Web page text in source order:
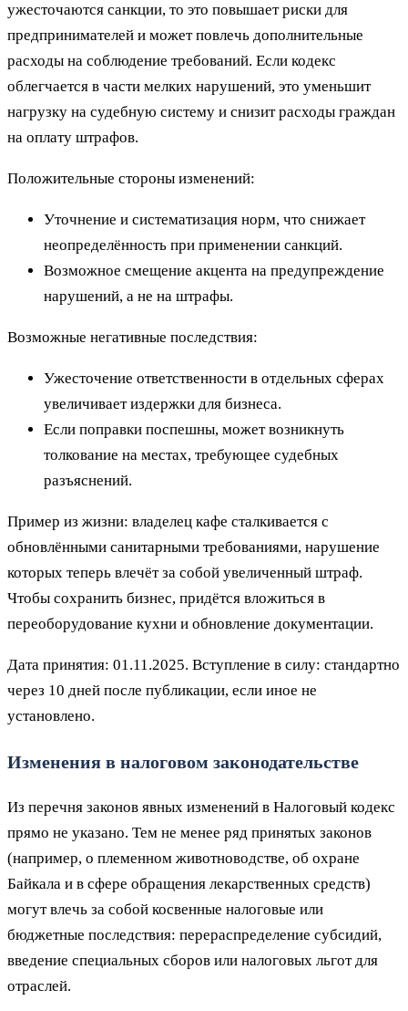
ужесточаются санкции, то это повышает риски для
предпринимателей и может повлечь дополнительные
расходы на соблюдение требований. Если кодекс
облегчается в части мелких нарушений, это уменьшит
нагрузку на судебную систему и снизит расходы граждан
на оплату штрафов.
Положительные стороны изменений:
Уточнение и систематизация норм, что снижает
неопределённость при применении санкций.
Возможное смещение акцента на предупреждение
нарушений, а не на штрафы.
Возможные негативные последствия:
Ужесточение ответственности в отдельных сферах
увеличивает издержки для бизнеса.
Если поправки поспешны, может возникнуть
толкование на местах, требующее судебных
разъяснений.
Пример из жизни: владелец кафе сталкивается с
обновлёнными санитарными требованиями, нарушение
которых теперь влечёт за собой увеличенный штраф.
Чтобы сохранить бизнес, придётся вложиться в
переоборудование кухни и обновление документации.
Дата принятия: 01.11.2025. Вступление в силу: стандартно
через 10 дней после публикации, если иное не
установлено.
Изменения в налоговом законодательстве
Из перечня законов явных изменений в Налоговый кодекс
прямо не указано. Тем не менее ряд принятых законов
(например, о племенном животноводстве, об охране
Байкала и в сфере обращения лекарственных средств)
могут влечь за собой косвенные налоговые или
бюджетные последствия: перераспределение субсидий,
введение специальных сборов или налоговых льгот для
отраслей.